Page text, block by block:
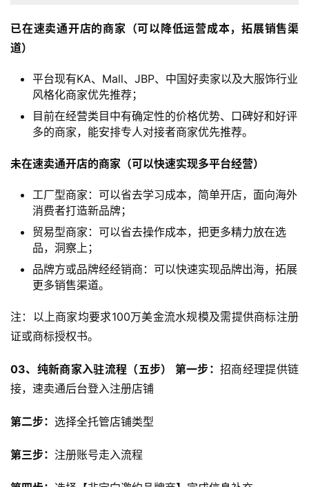
已在速卖通开店的商家（可以降低运营成本， 拓展销售渠
道）
平台现有KA、Mall、JBP、中国好卖家以及大服饰行业
风格化商家优先推荐；
目前在经营类目中有确定性的价格优势、口碑好和好评
多的商家，能安排专人对接者商家优先推荐。
未在速卖通开店的商家（可以快速实现多平台经营）
工厂型商家：可以省去学习成本，简单开店，面向海外
消费者打造新品牌；
贸易型商家：可以省去操作成本，把更多精力放在选
品，洞察上；
品牌方或品牌经经销商：可以快速实现品牌出海，拓展
更多销售渠道。
注：以上商家均要求100万美金流水规模及需提供商标注册
证或商标授权书。
03、 纯新商家入驻流程（五步） 第一步：招商经理提供链
接，速卖通后台登入注册店铺
第二步： 选择全托管店铺类型
第三步： 注册账号走入流程